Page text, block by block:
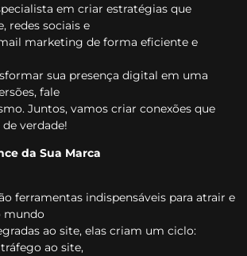
em criar estratégias que
redes sociais e
marketing de forma eficiente e
sua presença digital em uma
fale
Juntos, vamos criar conexões que
verdade!
da Sua Marca
ferramentas indispensáveis para atrair e
mundo
ao site, elas criam um ciclo:
ao site,